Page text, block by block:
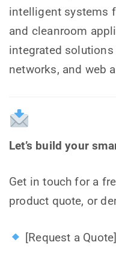
intelligent systems
and cleanroom
integrated
networks, and web
Let’s build your
Get in touch for a
product quote, or
[Request a Quote]